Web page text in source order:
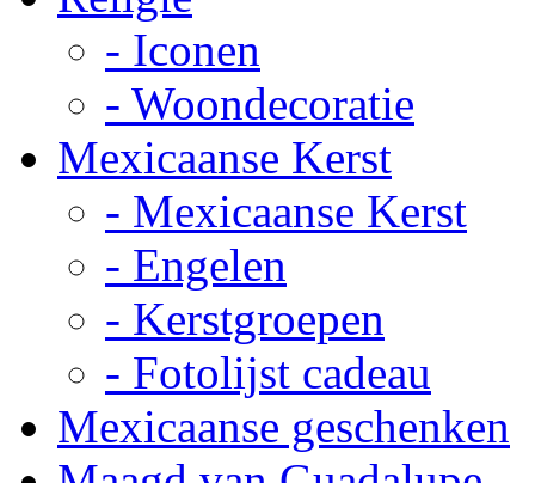
- Iconen
- Woondecoratie
Mexicaanse Kerst
- Mexicaanse Kerst
- Engelen
- Kerstgroepen
- Fotolijst cadeau
Mexicaanse geschenken